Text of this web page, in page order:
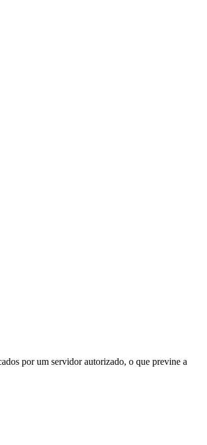
por um servidor autorizado, o que previne a